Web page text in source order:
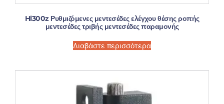
Hl300z Ρυθμιζόμενες μεντεσέδες ελέγχου θέσης ροπής
μεντεσέδες τριβής μεντεσέδες παραμονής
Διαβάστε περισσότερα